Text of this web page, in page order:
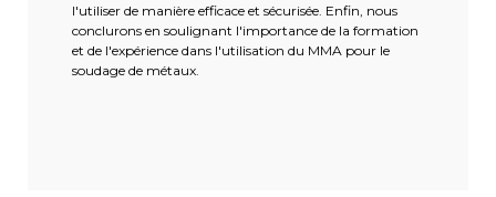
l'utiliser de manière efficace et sécurisée. Enfin, nous
conclurons en soulignant l'importance de la formation
et de l'expérience dans l'utilisation du MMA pour le
soudage de métaux.